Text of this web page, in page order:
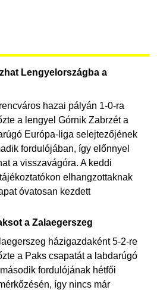
Lengyelországba a
hazai pályán 1-0-ra
a lengyel Górnik Zabrzét a
Európa-liga selejtezőjének
fordulójában, így előnnyel
a visszavágóra. A keddi
elhangzottaknak
óvatosan kezdett
a Zalaegerszeg
házigazdaként 5-2-re
a Paks csapatát a labdarúgó
fordulójának hétfői
így nincs már